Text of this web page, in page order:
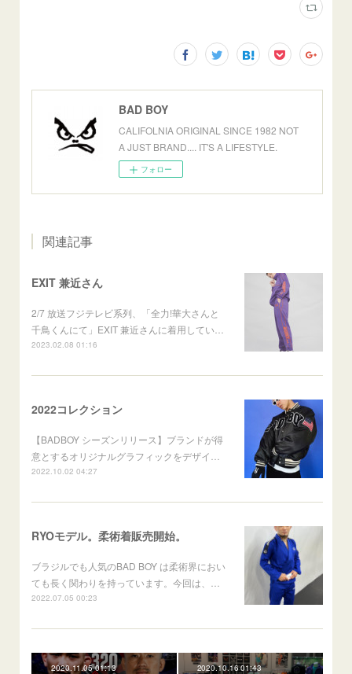
BAD BOY
CALIFOLNIA ORIGINAL SINCE 1982 NOT
A JUST BRAND.... IT'S A LIFESTYLE.
フォロー
関連記事
EXIT 兼近さん
2/7 放送フジテレビ系列、「全力!華大さんと
千鳥くんにて」EXIT 兼近さんに着用してい…
2023.02.08 01:16
2022コレクション
【BADBOY シーズンリリース】ブランドが得
意とするオリジナルグラフィックをデザイ…
2022.10.02 04:27
RYOモデル。柔術着販売開始。
ブラジルでも人気のBAD BOY は柔術界におい
ても長く関わりを持っています。今回は、…
2022.07.05 00:23
2020.11.05 01:13 2020.10.16 01:43